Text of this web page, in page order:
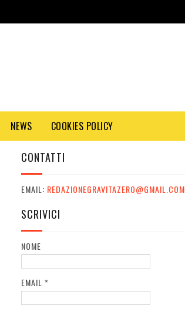
NEWS COOKIES POLICY
CONTATTI
EMAIL: REDAZIONEGRAVITAZERO@GMAIL.COM
SCRIVICI
NOME
EMAIL *